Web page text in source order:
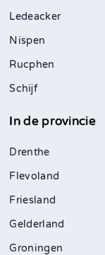
Ledeacker
Nispen
Rucphen
Schijf
In de provincie
Drenthe
Flevoland
Friesland
Gelderland
Groningen